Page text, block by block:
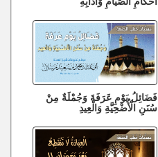
فَضَائِلُ يَوْمِ عَرَفَةَ وَجُمْلَةٌ مِنْ
سُنَنِ الْأُضْحِيَّةِ وَالْعِيدِ